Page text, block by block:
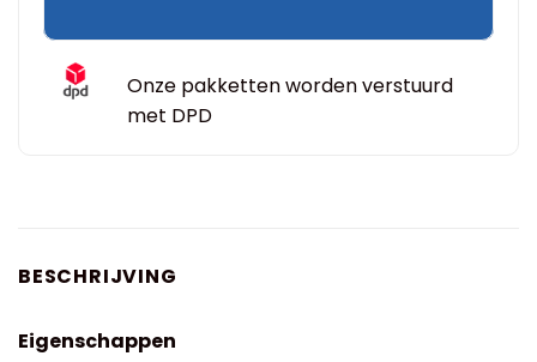
Onze pakketten worden verstuurd
met DPD
BESCHRIJVING
Eigenschappen